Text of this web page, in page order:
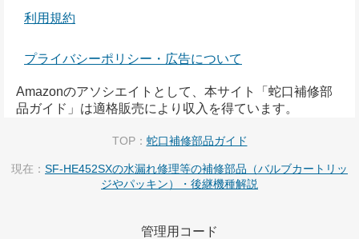
利用規約
プライバシーポリシー・広告について
Amazonのアソシエイトとして、本サイト「蛇口補修部
品ガイド」は適格販売により収入を得ています。
TOP： 蛇口補修部品ガイド
現在： SF-HE452SXの水漏れ修理等の補修部品（バルブカートリッ
ジやパッキン）・後継機種解説
管理用コード